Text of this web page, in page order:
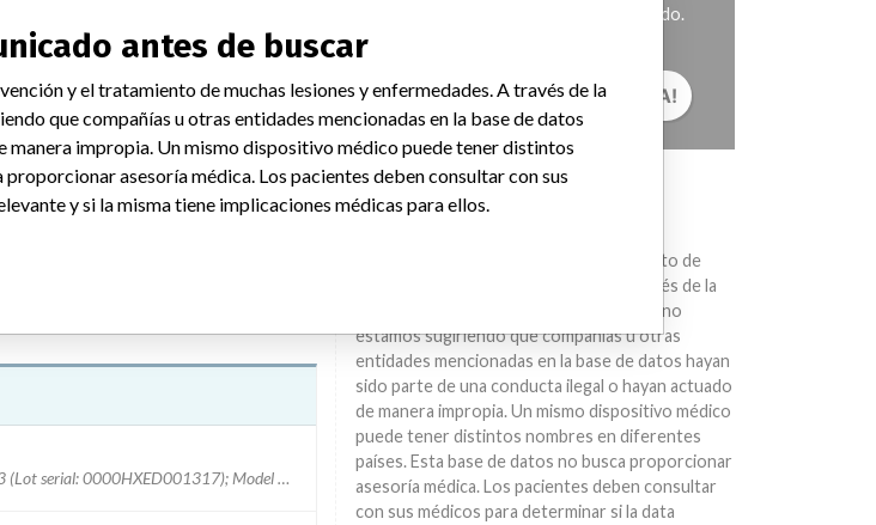
has recently become
the affected discovery
procedure. this issue could
have been no injuries reported
Model Catalog: 5418813 (Lot serial: 0000HXED001318); Model Catalog: 5418813 (Lot serial: 0000HXED001317); Model Catalog: 5418813 (Lot serial: 0000HXED001320); Model Catalog: 5418812 (Lot serial: 0000HXE9001292)
Nuestra reportería no ha terminado.
¡CUÉNTANOS TU HISTORIA!
AVISO
diagnóstico, la prevención y el tratamiento de
muchas lesiones y enfermedades. A través de la
International Medical Devices Database no
estamos sugiriendo que compañías u otras
entidades mencionadas en la base de datos hayan
sido parte de una conducta ilegal o hayan actuado
de manera impropia. Un mismo dispositivo médico
puede tener distintos nombres en diferentes
países. Esta base de datos no busca proporcionar
asesoría médica. Los pacientes deben consultar
con sus médicos para determinar si la data
antes de buscar
y el tratamiento de muchas lesiones y enfermedades. A través de la
que compañías u otras entidades mencionadas en la base de datos
manera impropia. Un mismo dispositivo médico puede tener distintos
asesoría médica. Los pacientes deben consultar con sus
y si la misma tiene implicaciones médicas para ellos.